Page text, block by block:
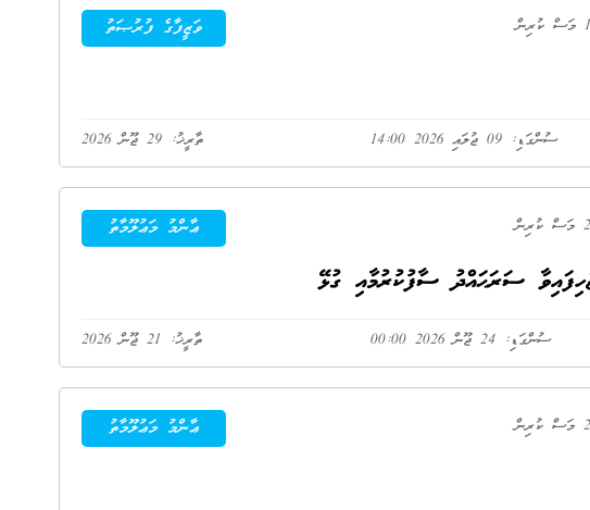
ވަޒީފާގެ ފުރުޞަތު
ތާރީޚު: 29 ޖޫން 2026 ސުންގަޑި: 09 ޖުލައި 2026 14:00
ޢާންމު މަޢުލޫމާތު
ސަރަޙައްދު ސާފުކުރުމާއި ގުޅޭ
ތާރީޚު: 21 ޖޫން 2026 ސުންގަޑި: 24 ޖޫން 2026 00:00
ޢާންމު މަޢުލޫމާތު